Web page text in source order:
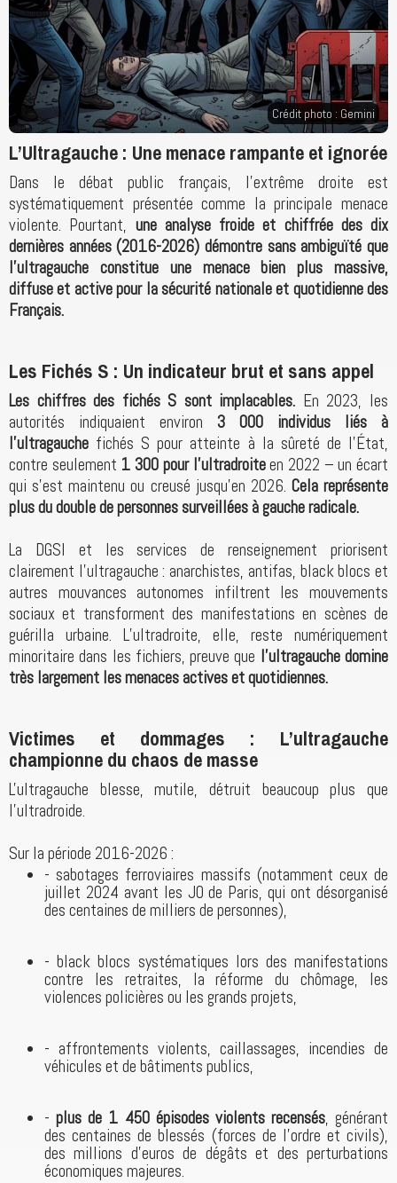
Crédit photo : Gemini
L’Ultragauche : Une menace rampante et ignorée
Dans le débat public français, l’extrême droite est
systématiquement présentée comme la principale menace
violente. Pourtant, une analyse froide et chiffrée des dix
dernières années (2016-2026) démontre sans ambiguïté que
l’ultragauche constitue une menace bien plus massive,
diffuse et active pour la sécurité nationale et quotidienne des
Français.
Les Fichés S : Un indicateur brut et sans appel
Les chiffres des fichés S sont implacables. En 2023, les
autorités indiquaient environ 3 000 individus liés à
l’ultragauche fichés S pour atteinte à la sûreté de l’État,
contre seulement 1 300 pour l’ultradroiteen 2022 – un écart
qui s’est maintenu ou creusé jusqu’en 2026. Cela représente
plus du double de personnes surveillées à gauche radicale.
La DGSI et les services de renseignement priorisent
clairement l’ultragauche : anarchistes, antifas, black blocs et
autres mouvances autonomes infiltrent les mouvements
sociaux et transforment des manifestations en scènes de
guérilla urbaine. L’ultradroite, elle, reste numériquement
minoritaire dans les fichiers, preuve que l’ultragauche domine
très largement les menaces actives et quotidiennes.
Victimes et dommages : L’ultragauche
championne du chaos de masse
L'ultragauche blesse, mutile, détruit beaucoup plus que
l'ultradroide.
Sur la période 2016-2026 :
- sabotages ferroviaires massifs (notamment ceux de
juillet 2024 avant les JO de Paris, qui ont désorganisé
des centaines de milliers de personnes),
- black blocs systématiques lors des manifestations
contre les retraites, la réforme du chômage, les
violences policières ou les grands projets,
- affrontements violents, caillassages, incendies de
véhicules et de bâtiments publics,
-plus de 1 450 épisodes violents recensés, générant
des centaines de blessés (forces de l’ordre et civils),
des millions d’euros de dégâts et des perturbations
économiques majeures.